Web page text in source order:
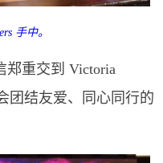
手中。
郑重交到 Victoria
团结友爱、同心同行的